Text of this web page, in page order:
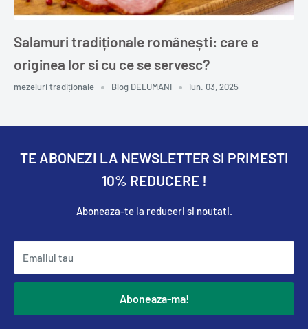
Salamuri tradiționale românești: care e
originea lor si cu ce se servesc?
mezeluri tradiționale Blog DELUMANI iun. 03, 2025
TE ABONEZI LA NEWSLETTER SI PRIMESTI
10% REDUCERE !
Aboneaza-te la reduceri si noutati.
Emailul tau
Aboneaza-ma!